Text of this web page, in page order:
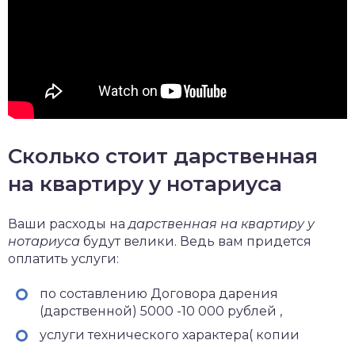
Сколько стоит дарственная
на квартиру у нотариуса
Ваши расходы на дарственная на квартиру у
нотариуса будут велики. Ведь вам придется
оплатить услуги:
по составлению Договора дарения
(дарственной) 5000 -10 000 рублей ,
услуги технического характера( копии